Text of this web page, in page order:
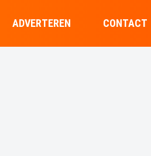
ADVERTEREN CONTACT